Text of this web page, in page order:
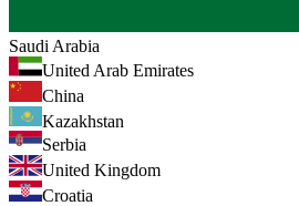
Saudi Arabia
United Arab Emirates
China
Kazakhstan
Serbia
United Kingdom
Croatia